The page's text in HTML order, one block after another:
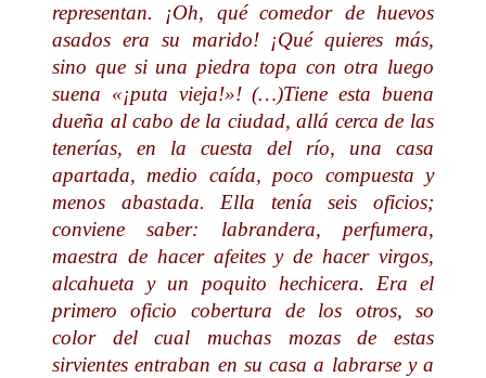
representan. ¡Oh, qué comedor de huevos
asados era su marido! ¡Qué quieres más,
sino que si una piedra topa con otra luego
suena «¡puta vieja!»! (…)Tiene esta buena
dueña al cabo de la ciudad, allá cerca de las
tenerías, en la cuesta del río, una casa
apartada, medio caída, poco compuesta y
menos abastada. Ella tenía seis oficios;
conviene saber: labrandera, perfumera,
maestra de hacer afeites y de hacer virgos,
alcahueta y un poquito hechicera. Era el
primero oficio cobertura de los otros, so
color del cual muchas mozas de estas
sirvientes entraban en su casa a labrarse y a